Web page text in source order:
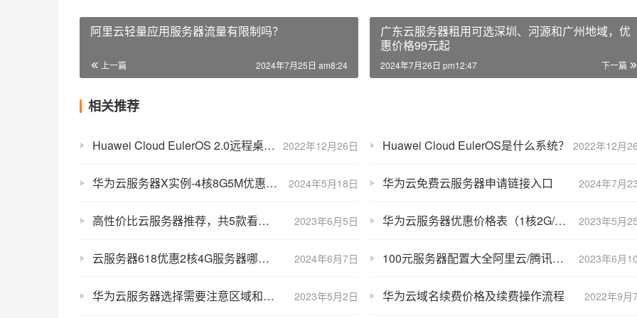
阿里云轻量应用服务器流量有限制吗？
上一篇 2024年7月25日 am8:24
广东云服务器租用可选深圳、河源和广州地域，优
惠价格99元起
下一篇
2024年7月26日 pm12:47
相关推荐
2022年12月26日
Huawei Cloud EulerOS 2.0远程桌面怎么连接？ 2022年12月
Huawei Cloud EulerOS是什么系统？
2024年5月18日
华为云服务器X实例-4核8G5M优惠价格288元一年 2024年7月
华为云免费云服务器申请链接入口
2023年6月5日
高性价比云服务器推荐，共5款看看哪家便宜？ 2023年5月
华为云服务器优惠价格表（1核2G/2核4G/4核8G）
2024年6月7日
云服务器618优惠2核4G服务器哪家便宜？四大云价格对比 2023年6月
100元服务器配置大全阿里云/腾讯云/华为云/UCloud
2023年5月2日
华为云服务器选择需要注意区域和价格两大重点！ 2022年9月
华为云域名续费价格及续费操作流程